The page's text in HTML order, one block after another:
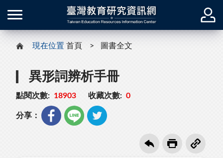
現在位置 首頁 圖書全文
異形詞辨析手冊
點閱次數: 18903 收藏次數: 0
分享：